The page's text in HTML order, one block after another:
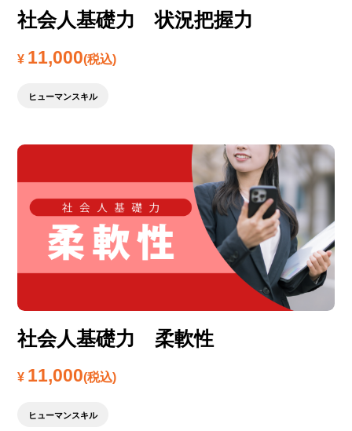
社会人基礎力 状況把握力
¥ 11,000(税込)
ヒューマンスキル
社会人基礎力 柔軟性
¥ 11,000(税込)
ヒューマンスキル